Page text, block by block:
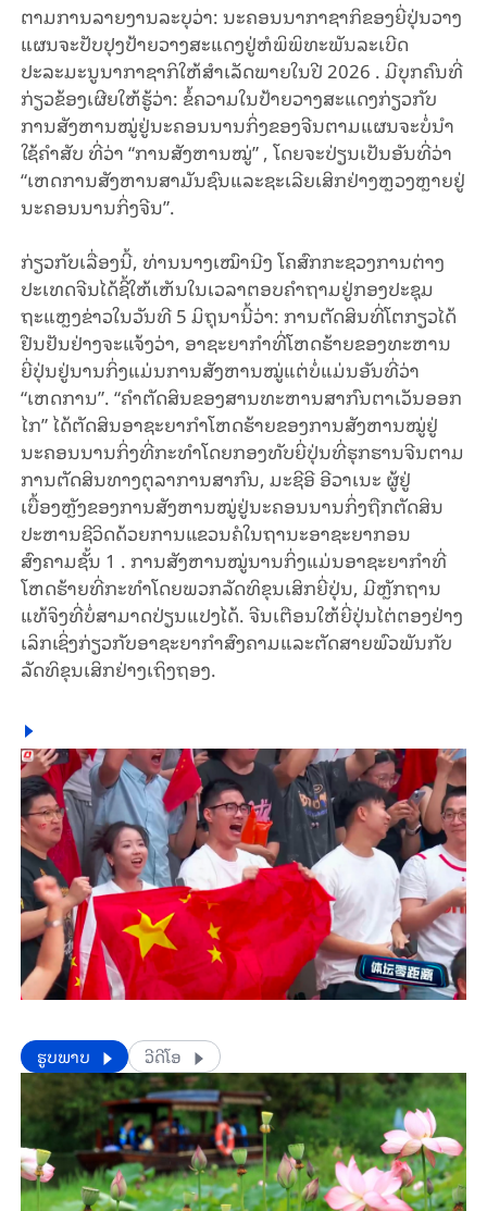
ຕາມການລາຍງານລະບຸວ່າ: ນະຄອນນາກາຊາກິຂອງຍີ່ປຸ່ນວາງ
ແຜນຈະປັບປຸງປ້າຍວາງສະແດງຢູ່ຫໍພິພິທະພັນລະເບີດ
ປະລະມະນູນາກາຊາກິໃຫ້ສຳເລັດພາຍໃນປີ 2026 . ມີບຸກຄົນທີ່
ກ່ຽວຂ້ອງເຜີຍໃຫ້ຮູ້ວ່າ: ຂໍ້ຄວາມໃນປ້າຍວາງສະແດງກ່ຽວກັບ
ການສັງຫານໝູ່ຢູ່ນະຄອນນານກິ່ງຂອງຈີນຕາມແຜນຈະບໍ່ນຳ
ໃຊ້ຄຳສັບ ທີ່ວ່າ “ການສັງຫານໝູ່” , ໂດຍຈະປ່ຽນເປັນອັນທີ່ວ່າ
“ເຫດການສັງຫານສາມັນຊົນແລະຊະເລີຍເສິກຢ່າງຫຼວງຫຼາຍຢູ່
ນະຄອນນານກິ່ງຈີນ”.
ກ່ຽວກັບເລື່ອງນີ້, ທ່ານນາງເໝົານີງ ໂຄສົກກະຊວງການຕ່າງ
ປະເທດຈີນໄດ້ຊີ້ໃຫ້ເຫັນໃນເວລາຕອບຄຳຖາມຢູ່ກອງປະຊຸມ
ຖະແຫຼງຂ່າວໃນວັນທີ 5 ມິຖຸນານີ້ວ່າ: ການຕັດສິນທີ່ໂຕກຽວໄດ້
ຢືນຢັນຢ່າງຈະແຈ້ງວ່າ, ອາຊະຍາກຳທີ່ໂຫດຮ້າຍຂອງທະຫານ
ຍີ່ປຸ່ນຢູ່ນານກິ່ງແມ່ນການສັງຫານໝູ່ແຕ່ບໍ່ແມ່ນອັນທີ່ວ່າ
“ເຫດການ”. “ຄຳຕັດສິນຂອງສານທະຫານສາກົນຕາເວັນອອກ
ໄກ” ໄດ້ຕັດສິນອາຊະຍາກຳໂຫດຮ້າຍຂອງການສັງຫານໝູ່ຢູ່
ນະຄອນນານກິ່ງທີ່ກະທຳໂດຍກອງທັບຍີ່ປຸ່ນທີ່ຮຸກຮານຈີນຕາມ
ການຕັດສິນທາງຕຸລາການສາກົນ, ມະຊີອີ ອີວາເນະ ຜູ້ຢູ່
ເບື້ອງຫຼັງຂອງການສັງຫານໝູ່ຢູ່ນະຄອນນານກິ່ງຖືກຕັດສິນ
ປະຫານຊີວິດດ້ວຍການແຂວນຄໍໃນຖານະອາຊະຍາກອນ
ສົງຄາມຊັ້ນ 1 . ການສັງຫານໝູ່ນານກິ່ງແມ່ນອາຊະຍາກຳທີ່
ໂຫດຮ້າຍທີ່ກະທຳໂດຍພວກລັດທິຂຸນເສິກຍີ່ປຸ່ນ, ມີຫຼັກຖານ
ແທ້ຈິງທີ່ບໍ່ສາມາດປ່ຽນແປງໄດ້. ຈີນເຕືອນໃຫ້ຍີ່ປຸ່ນໄຕ່ຕອງຢ່າງ
ເລິກເຊິ່ງກ່ຽວກັບອາຊະຍາກຳສົງຄາມແລະຕັດສາຍພົວພັນກັບ
ລັດທິຂຸນເສິກຢ່າງເຖິງຖອງ.
​​ຮູບພາບ ວີດີໂອ